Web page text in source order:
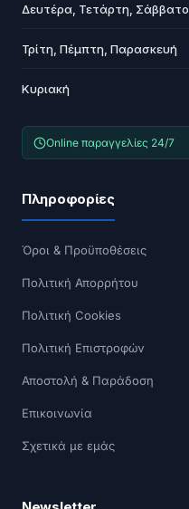
Δευτέρα, Τετάρτη, Σάββατο
Τρίτη, Πέμπτη, Παρασκευή
Κυριακή
Online παραγγελίες 24/7
Πληροφορίες
Όροι & Προϋποθέσεις
Πολιτική Απορρήτου
Πολιτική Cookies
Πολιτική Επιστροφών
Αποστολή & Παράδοση
Επικοινωνία
Σχετικά με εμάς